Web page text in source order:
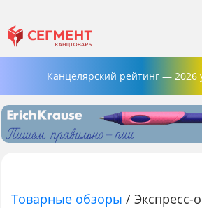
Канцелярский рейтинг — 2026
Товарные обзоры / Экспресс-